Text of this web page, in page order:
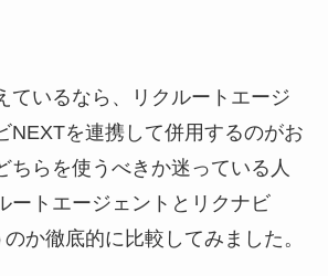
ているなら、リクルートエージ
NEXTを連携して併用するのがお
ちらを使うべきか迷っている人
ートエージェントとリクナビ
か徹底的に比較してみました。